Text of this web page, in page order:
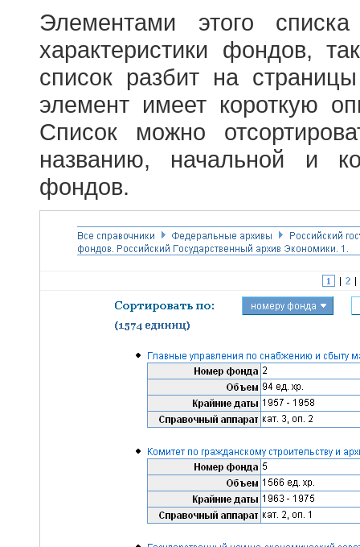
Элементами этого
характеристики фондов,
список разбит на
элемент имеет короткую
Список можно
названию, начальной и
фондов.